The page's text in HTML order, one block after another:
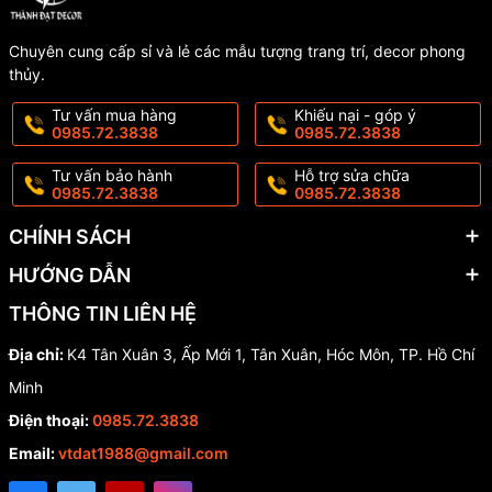
Chuyên cung cấp sỉ và lẻ các mẫu tượng trang trí, decor phong
thủy.
Tư vấn mua hàng
0985.72.3838
Khiếu nại - góp ý
0985.72.3838
Tư vấn bảo hành
0985.72.3838
Hỗ trợ sửa chữa
0985.72.3838
CHÍNH SÁCH
HƯỚNG DẪN
THÔNG TIN LIÊN HỆ
Địa chỉ: K4 Tân Xuân 3, Ấp Mới 1, Tân Xuân, Hóc Môn, TP. Hồ Chí
Minh
Điện thoại:0985.72.3838
Email:vtdat1988@gmail.com